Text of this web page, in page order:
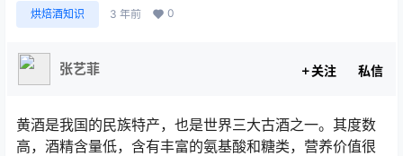
烘焙酒知识 3 年前 0
张艺菲 关注 私信
黄酒是我国的民族特产，也是世界三大古酒之一。其度数
高，酒精含量低，含有丰富的氨基酸和糖类，营养价值很